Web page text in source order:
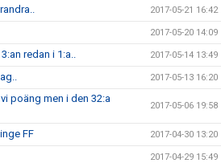
2017-05-21 16:42
2017-05-20 14:09
redan i 1:a.. 2017-05-14 13:49
2017-05-13 16:20
poäng men i den 32:a
2017-05-06 19:58
FF 2017-04-30 13:20
2017-04-29 15:49